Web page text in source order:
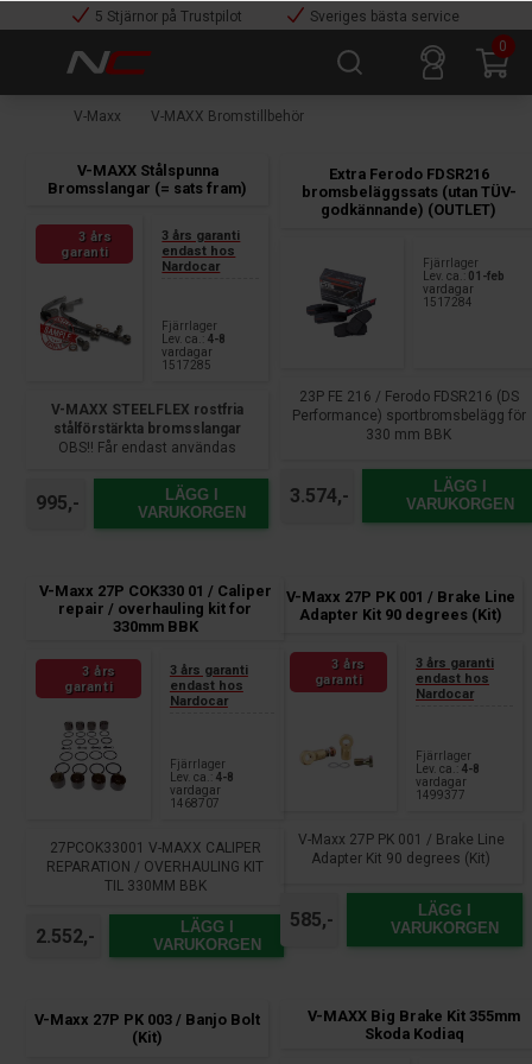
5 Stjärnor på Trustpilot
Sveriges bästa service
0
V-Maxx V-MAXX Bromstillbehör
V-MAXX Stålspunna
Bromsslangar (= sats fram)
3 års
garanti
3 års garanti
endast hos
Nardocar
Fjärrlager
Lev. ca.: 4-8
vardagar
1517285
V-MAXX STEELFLEX rostfria
stålförstärkta bromsslangar
OBS!! Får endast användas
Big Brake Kit! (= FRAMAXELSATS)
28S BHF 500 / V-MAXX Steelflex /
995,-
LÄGG I
VARUKORGEN
Extra Ferodo FDSR216
bromsbeläggssats (utan TÜV-
godkännande) (OUTLET)
Fjärrlager
Lev. ca.: 01-feb
vardagar
1517284
23P FE 216 / Ferodo FDSR216 (DS
Performance) sportbromsbelägg för
330 mm BBK
3.574,-
LÄGG I
VARUKORGEN
V-Maxx 27P COK330 01 / Caliper
repair / overhauling kit for
330mm BBK
3 års
garanti
3 års garanti
endast hos
Nardocar
Fjärrlager
Lev. ca.: 4-8
vardagar
1468707
27PCOK33001 V-MAXX CALIPER
REPARATION / OVERHAULING KIT
TIL 330MM BBK
2.552,-
LÄGG I
VARUKORGEN
V-Maxx 27P PK 001 / Brake Line
Adapter Kit 90 degrees (Kit)
3 års
garanti
3 års garanti
endast hos
Nardocar
Fjärrlager
Lev. ca.: 4-8
vardagar
1499377
V-Maxx 27P PK 001 / Brake Line
Adapter Kit 90 degrees (Kit)
585,-
LÄGG I
VARUKORGEN
V-Maxx 27P PK 003 / Banjo Bolt
(Kit)
V-MAXX Big Brake Kit 355mm
Skoda Kodiaq